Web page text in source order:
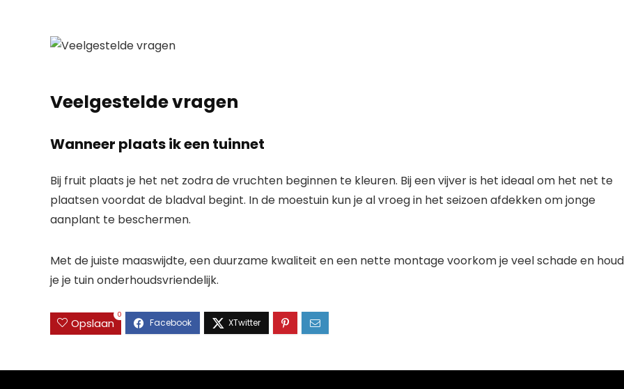
Veelgestelde vragen
Wanneer plaats ik een tuinnet
Bij fruit plaats je het net zodra de vruchten beginnen te kleuren. Bij een vijver is het ideaal om het net te
plaatsen voordat de bladval begint. In de moestuin kun je al vroeg in het seizoen afdekken om jonge
aanplant te beschermen.
Met de juiste maaswijdte, een duurzame kwaliteit en een nette montage voorkom je veel schade en houd
je je tuin onderhoudsvriendelijk.
Opslaan
0